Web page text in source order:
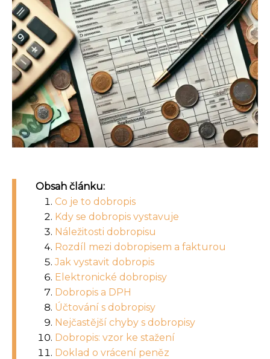
Obsah článku:
Co je to dobropis
Kdy se dobropis vystavuje
Náležitosti dobropisu
Rozdíl mezi dobropisem a fakturou
Jak vystavit dobropis
Elektronické dobropisy
Dobropis a DPH
Účtování s dobropisy
Nejčastější chyby s dobropisy
Dobropis: vzor ke stažení
Doklad o vrácení peněz